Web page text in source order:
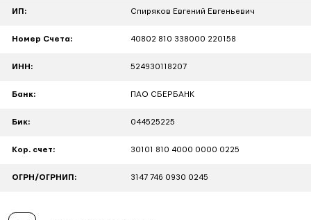
ИП: Спиряков Евгений Евгеньевич
Номер Счета: 40802 810 338000 220158
ИНН: 524930118207
Банк: ПАО СБЕРБАНК
Бик: 044525225
Кор. счет: 30101 810 4000 0000 0225
ОГРН/ОГРНИП: 3147 746 0930 0245